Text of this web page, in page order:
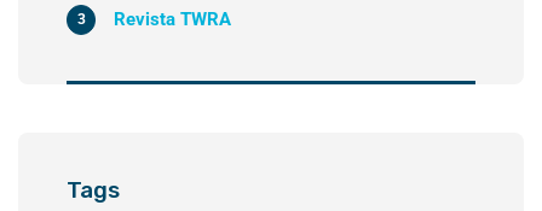
Revista TWRA
3
Tags